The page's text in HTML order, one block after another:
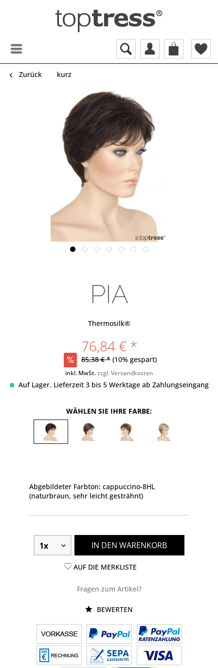
Zurück kurz
PIA
Thermosilk®
76,84 € *
85,38 € * (10% gespart)
inkl. MwSt.zzgl. Versandkosten
Auf Lager. Lieferzeit 3 bis 5 Werktage ab Zahlungseingang
WÄHLEN SIE IHRE FARBE:
Abgebildeter Farbton: cappuccino-8HL
(naturbraun, sehr leicht gesträhnt)
IN DEN WARENKORB
AUF DIE MERKLISTE
Fragen zum Artikel?
BEWERTEN